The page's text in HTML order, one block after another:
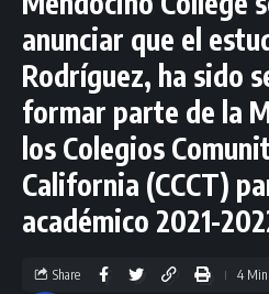
anunciar que el
Rodríguez, ha sido
formar parte de la
los Colegios
California (CCCT)
académico 2021-
Share 4 Min